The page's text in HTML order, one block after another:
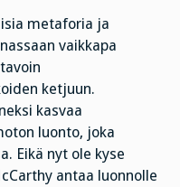
metaforia ja
vaikkapa
ketjuun.
kasvaa
luonto, joka
Eikä nyt ole kyse
antaa luonnolle